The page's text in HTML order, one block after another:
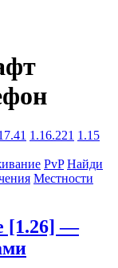
1.16.221 1.15
PvP Найди
Местности
[1.26] —